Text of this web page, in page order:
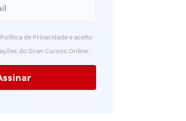
de Privacidade e aceito
do Gran Cursos Online.